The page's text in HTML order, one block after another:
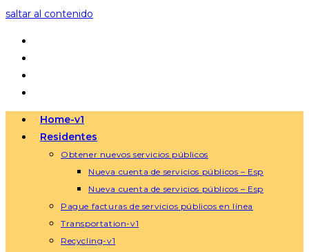
saltar al contenido
Home-v1
Residentes
Obtener nuevos servicios públicos
Nueva cuenta de servicios públicos – Esp
Nueva cuenta de servicios públicos – Esp
Pague facturas de servicios públicos en línea
Transportation-v1
Recycling-v1